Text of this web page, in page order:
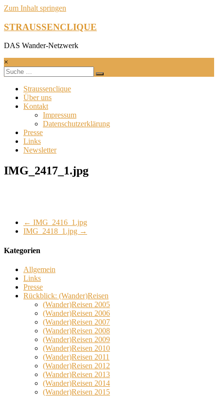
Zum Inhalt springen
STRAUSSENCLIQUE
DAS Wander-Netzwerk
×
Straussenclique
Über uns
Kontakt
Impressum
Datenschutzerklärung
Presse
Links
Newsletter
IMG_2417_1.jpg
← IMG_2416_1.jpg
IMG_2418_1.jpg →
Kategorien
Allgemein
Links
Presse
Rückblick: (Wander)Reisen
(Wander)Reisen 2005
(Wander)Reisen 2006
(Wander)Reisen 2007
(Wander)Reisen 2008
(Wander)Reisen 2009
(Wander)Reisen 2010
(Wander)Reisen 2011
(Wander)Reisen 2012
(Wander)Reisen 2013
(Wander)Reisen 2014
(Wander)Reisen 2015